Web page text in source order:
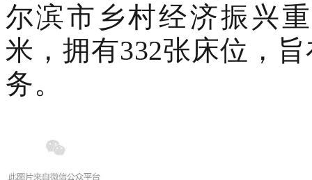
尔滨市乡村经济振兴
米，拥有332张床位，
务。